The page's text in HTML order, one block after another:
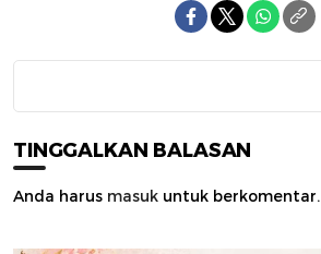
TINGGALKAN BALASAN
Anda harus masuk untuk berkomentar.